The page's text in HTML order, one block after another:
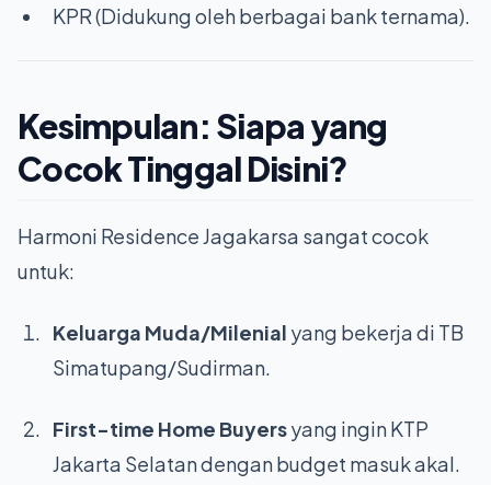
KPR (Didukung oleh berbagai bank ternama).
Kesimpulan: Siapa yang
Cocok Tinggal Disini?
Harmoni Residence Jagakarsa sangat cocok
untuk:
Keluarga Muda/Milenial yang bekerja di TB
Simatupang/Sudirman.
First-time Home Buyersyang ingin KTP
Jakarta Selatan dengan budget masuk akal.